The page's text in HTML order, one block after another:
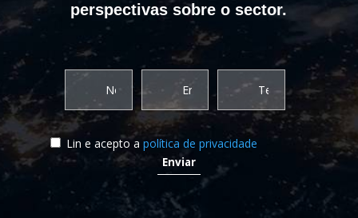
perspectivas sobre o sector.
Lin e acepto a política de privacidade